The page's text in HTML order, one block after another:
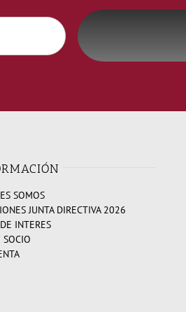
SOMOS
JUNTA DIRECTIVA 2026
INTERES
SOCIO